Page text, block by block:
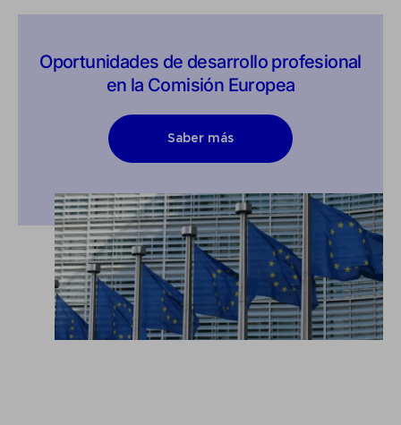
Oportunidades de desarrollo profesional
en la Comisión Europea
Saber más